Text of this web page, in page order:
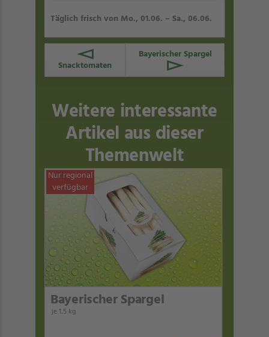
Täglich frisch von Mo., 01.06. – Sa., 06.06.
Snacktomaten
Bayerischer Spargel
Weitere interessante
Artikel aus dieser
Themenwelt
Nur regional
verfügbar
Bayerischer Spargel
je 1,5 kg